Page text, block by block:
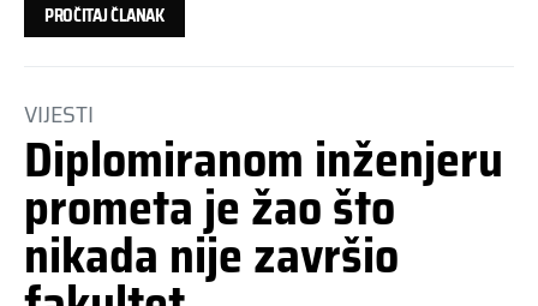
PROČITAJ ČLANAK
VIJESTI
Diplomiranom inženjeru
prometa je žao što
nikada nije završio